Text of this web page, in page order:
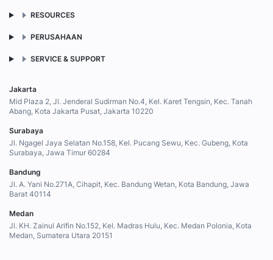
RESOURCES
PERUSAHAAN
SERVICE & SUPPORT
Jakarta
Mid Plaza 2, Jl. Jenderal Sudirman No.4, Kel. Karet Tengsin, Kec. Tanah
Abang, Kota Jakarta Pusat, Jakarta 10220
Surabaya
Jl. Ngagel Jaya Selatan No.158, Kel. Pucang Sewu, Kec. Gubeng, Kota
Surabaya, Jawa Timur 60284
Bandung
Jl. A. Yani No.271A, Cihapit, Kec. Bandung Wetan, Kota Bandung, Jawa
Barat 40114
Medan
Jl. KH. Zainul Arifin No.152, Kel. Madras Hulu, Kec. Medan Polonia, Kota
Medan, Sumatera Utara 20151